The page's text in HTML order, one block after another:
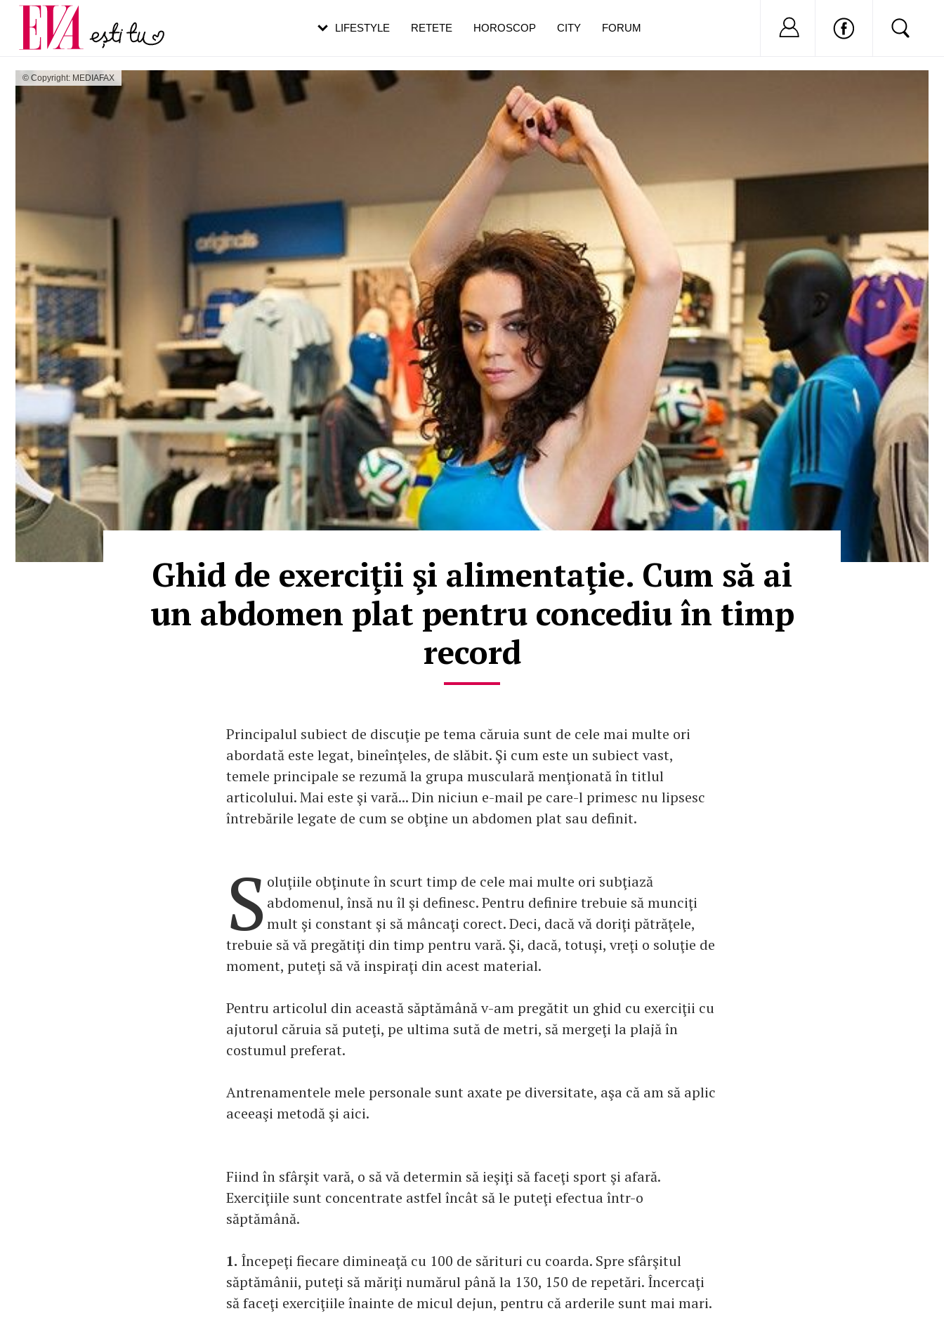
© Copyright: MEDIAFAX
Ghid de exerciţii şi alimentaţie. Cum să ai
un abdomen plat pentru concediu în timp
record
Principalul subiect de discuţie pe tema căruia sunt de cele mai multe ori
abordată este legat, bineînţeles, de slăbit. Şi cum este un subiect vast,
temele principale se rezumă la grupa musculară menţionată în titlul
articolului. Mai este şi vară... Din niciun e-mail pe care-l primesc nu lipsesc
întrebările legate de cum se obţine un abdomen plat sau definit.
S oluţiile obţinute în scurt timp de cele mai multe ori subţiază
abdomenul, însă nu îl şi definesc. Pentru definire trebuie să munciţi
mult şi constant şi să mâncaţi corect. Deci, dacă vă doriţi pătrăţele,
trebuie să vă pregătiţi din timp pentru vară. Şi, dacă, totuşi, vreţi o soluţie de
moment, puteţi să vă inspiraţi din acest material.
Pentru articolul din această săptămână v-am pregătit un ghid cu exerciţii cu
ajutorul căruia să puteţi, pe ultima sută de metri, să mergeţi la plajă în
costumul preferat.
Antrenamentele mele personale sunt axate pe diversitate, aşa că am să aplic
aceeaşi metodă şi aici.
Fiind în sfârşit vară, o să vă determin să ieşiţi să faceţi sport şi afară.
Exerciţiile sunt concentrate astfel încât să le puteţi efectua într-o
săptămână.
1. Începeţi fiecare dimineaţă cu 100 de sărituri cu coarda. Spre sfârşitul
săptămânii, puteţi să măriţi numărul până la 130, 150 de repetări. Încercaţi
să faceţi exerciţiile înainte de micul dejun, pentru că arderile sunt mai mari.
LIFESTYLE RETETE HOROSCOP CITY FORUM Nu ai cont?
Carieră
Actualitate
pe măsură ce înaintezi în vârstă
de dureroasă este investigația